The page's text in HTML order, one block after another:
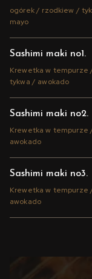
ogórek / rzodkiew /
mayo
Sashimi maki no1.
Krewetka w tempurze
tykwa / awokado
Sashimi maki no2.
Krewetka w tempurze
awokado
Sashimi maki no3.
Krewetka w
awokado